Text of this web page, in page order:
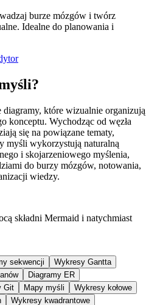
burze mózgów i twórz
Idealne do planowania i
które wizualnie organizują
konceptu. Wychodząc od węzła
się na powiązane tematy,
myśli wykorzystują naturalną
i skojarzeniowego myślenia,
do burzy mózgów, notowania,
wiedzy.
składni Mermaid i natychmiast
sekwencji
Wykresy Gantta
Diagramy ER
Git Mapy myśli
Wykresy kołowe
Wykresy kwadrantowe